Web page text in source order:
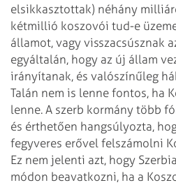
elsikkasztottak) néhány
kétmillió koszovói tud-e
államot, vagy visszacsúsznak
egyáltalán, hogy az új állam
irányítanak, és valószínűleg
Talán nem is lenne fontos, ha
lenne. A szerb kormány több
és érthetően hangsúlyozta,
fegyveres erővel felszámolni
Ez nem jelenti azt, hogy
módon beavatkozni, ha a